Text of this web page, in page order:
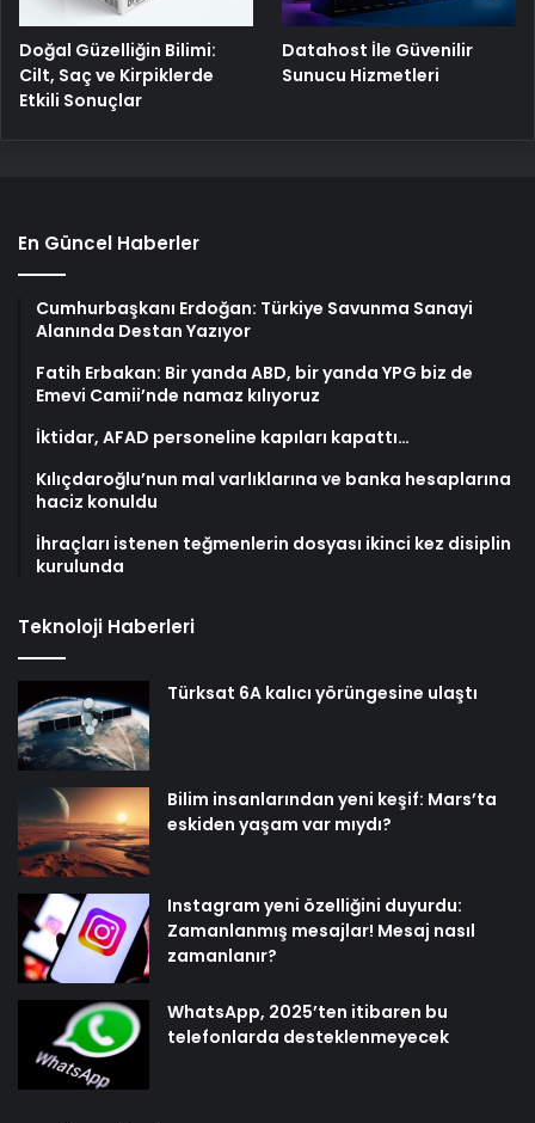
Doğal Güzelliğin Bilimi:
Cilt, Saç ve Kirpiklerde
Etkili Sonuçlar
Datahost İle Güvenilir
Sunucu Hizmetleri
En Güncel Haberler
Cumhurbaşkanı Erdoğan: Türkiye Savunma Sanayi
Alanında Destan Yazıyor
Fatih Erbakan: Bir yanda ABD, bir yanda YPG biz de
Emevi Camii’nde namaz kılıyoruz
İktidar, AFAD personeline kapıları kapattı…
Kılıçdaroğlu’nun mal varlıklarına ve banka hesaplarına
haciz konuldu
İhraçları istenen teğmenlerin dosyası ikinci kez disiplin
kurulunda
Teknoloji Haberleri
Türksat 6A kalıcı yörüngesine ulaştı
Bilim insanlarından yeni keşif: Mars’ta
eskiden yaşam var mıydı?
Instagram yeni özelliğini duyurdu:
Zamanlanmış mesajlar! Mesaj nasıl
zamanlanır?
WhatsApp, 2025’ten itibaren bu
telefonlarda desteklenmeyecek